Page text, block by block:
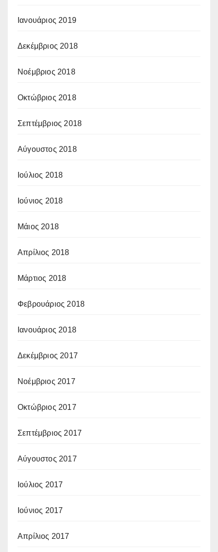
Ιανουάριος 2019
Δεκέμβριος 2018
Νοέμβριος 2018
Οκτώβριος 2018
Σεπτέμβριος 2018
Αύγουστος 2018
Ιούλιος 2018
Ιούνιος 2018
Μάιος 2018
Απρίλιος 2018
Μάρτιος 2018
Φεβρουάριος 2018
Ιανουάριος 2018
Δεκέμβριος 2017
Νοέμβριος 2017
Οκτώβριος 2017
Σεπτέμβριος 2017
Αύγουστος 2017
Ιούλιος 2017
Ιούνιος 2017
Απρίλιος 2017